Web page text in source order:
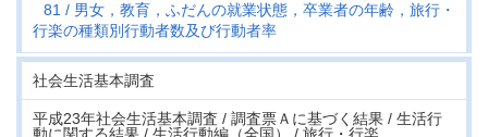
81
男女，教育，ふだんの就業状態，卒業者の年齢，旅行・
行楽の種類別行動者数及び行動者率
社会生活基本調査
平成23年社会生活基本調査 / 調査票Ａに基づく結果 / 生活行